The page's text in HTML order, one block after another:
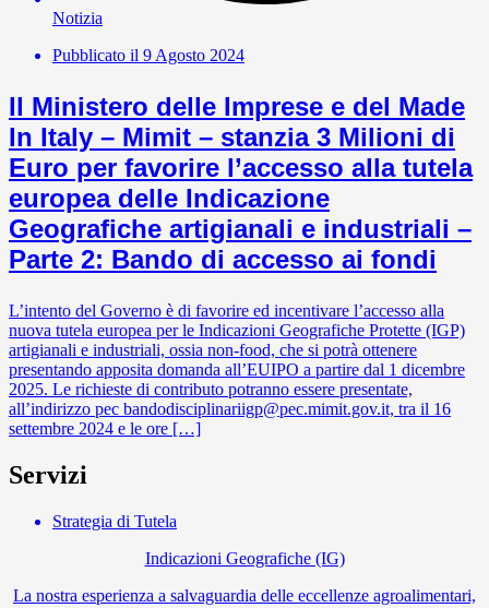
Notizia
Pubblicato il 9 Agosto 2024
Il Ministero delle Imprese e del Made
In Italy – Mimit – stanzia 3 Milioni di
Euro per favorire l’accesso alla tutela
europea delle Indicazione
Geografiche artigianali e industriali –
Parte 2: Bando di accesso ai fondi
L’intento del Governo è di favorire ed incentivare l’accesso alla
nuova tutela europea per le Indicazioni Geografiche Protette (IGP)
artigianali e industriali, ossia non-food, che si potrà ottenere
presentando apposita domanda all’EUIPO a partire dal 1 dicembre
2025. Le richieste di contributo potranno essere presentate,
all’indirizzo pec bandodisciplinariigp@pec.mimit.gov.it, tra il 16
settembre 2024 e le ore […]
Servizi
Strategia di Tutela
Indicazioni Geografiche (IG)
La nostra esperienza a salvaguardia delle eccellenze agroalimentari,